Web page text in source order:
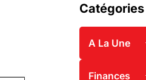
Catégories
A La Une
Finances